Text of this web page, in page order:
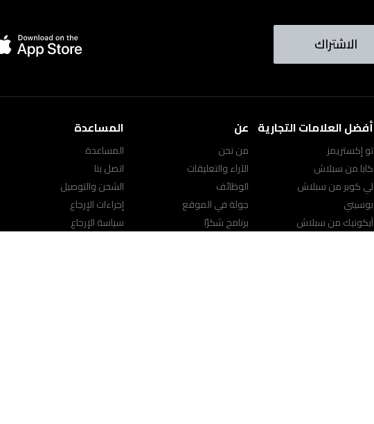
الاشتراك
أفضل العلامات التجارية
تو إكستريمز
كابا من سبلاش
لي كوبر من سبلاش
بوسيني
آيكونيك من سبلاش
عن
من نحن
الآراء والتعليقات
الوظائف
جولة في الموقع
برنامج شكرًا
المساعدة
المساعدة
اتصل بنا
الشحن والتوصيل
إجراءات الإرجاع
سياسة الإرجاع